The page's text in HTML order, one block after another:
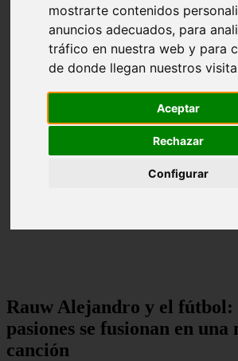
mostrarte contenidos
anuncios adecuados, para
tráfico en nuestra web y para
de donde llegan nuestros
Aceptar
Rechazar
Configurar
Rauw Alejandro y el fútbol:
pasiones se fusionan en una
canción